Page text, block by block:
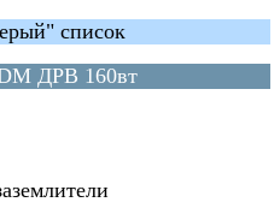
список
ДРВ 160вт